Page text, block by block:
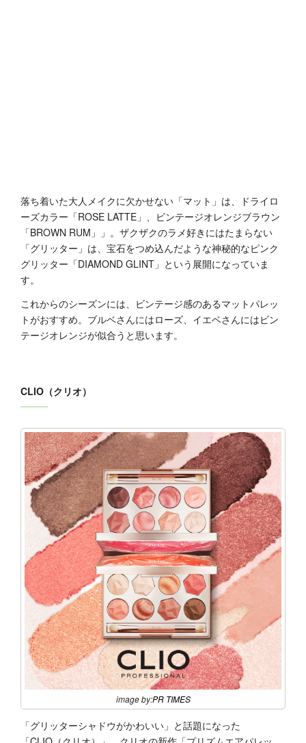
落ち着いた大人メイクに欠かせない「マット」は、ドライロ
ーズカラー「ROSE LATTE」、ビンテージオレンジブラウン
「BROWN RUM」」。ザクザクのラメ好きにはたまらない
「グリッター」は、宝石をつめ込んだような神秘的なピンク
グリッター「DIAMOND GLINT」という展開になっていま
す。
これからのシーズンには、ビンテージ感のあるマットパレッ
トがおすすめ。ブルベさんにはローズ、イエベさんにはビン
テージオレンジが似合うと思います。
CLIO（クリオ）
image by:PR TIMES
「グリッターシャドウがかわいい」と話題になった